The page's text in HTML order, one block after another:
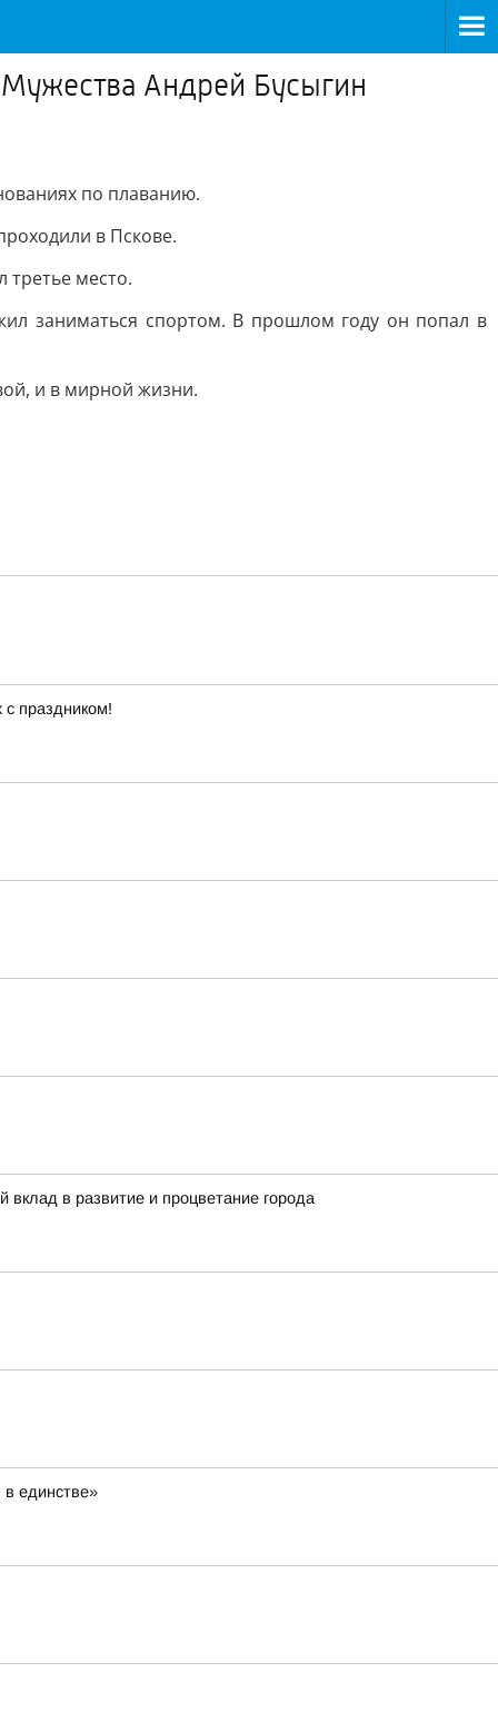
Андрей Бусыгин
по плаванию.
в Пскове.
место.
заниматься спортом. В прошлом году он попал в
и в мирной жизни.
праздником!
в развитие и процветание города
единстве»